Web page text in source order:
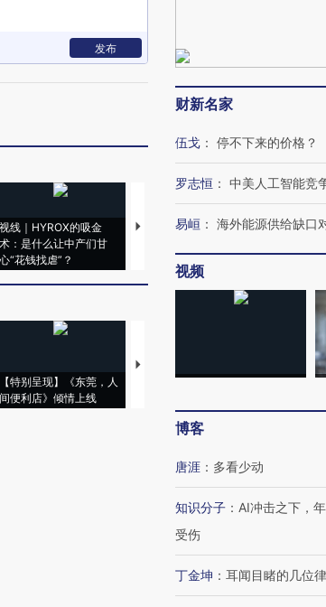
发布
视线｜HYROX的吸金
术：是什么让中产们甘
心“花钱找虐”？
马航飞行员跨国走私7万
视线｜被
【特别呈现】《东莞，人
间便利店》倾情上线
【推广】走进第四届链博
会，让数智科技“链”接产
【特别呈
财新名家
伍戈 ： 停不下来的价格？
罗志恒 ： 中美人工智能竞
易峘 ： 海外能源供给缺口
视频
博客
唐涯 ： 多看少动
知识分子 ： AI冲击之下，
受伤
丁金坤 ： 耳闻目睹的几位